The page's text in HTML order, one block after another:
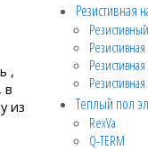
,
в
из
Резистивная
Теплый пол
RexVa
Q-TERM